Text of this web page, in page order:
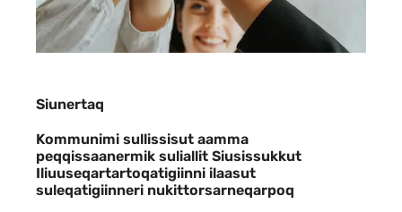
Siunertaq
Kommunimi sullissisut aamma
peqqissaanermik suliallit Siusissukkut
Iliuuseqartartoqatigiinni ilaasut
suleqatigiinneri nukittorsarneqarpoq